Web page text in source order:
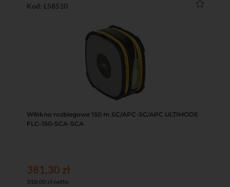
Kod: L58510
Włókno rozbiegowe 150 m SC/APC-SC/APC ULTIMODE
FLC-150-SCA-SCA
381,30 zł
310,00 zł netto